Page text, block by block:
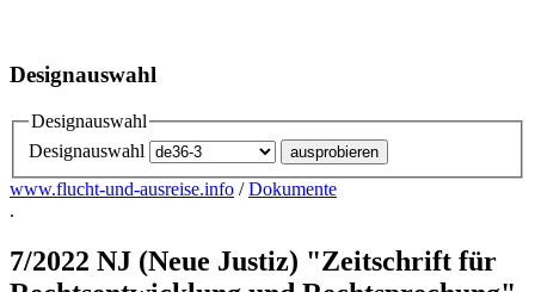
Designauswahl
Designauswahl
Designauswahl
www.flucht-und-ausreise.info /Dokumente
.
7/2022 NJ (Neue Justiz) "Zeitschrift für